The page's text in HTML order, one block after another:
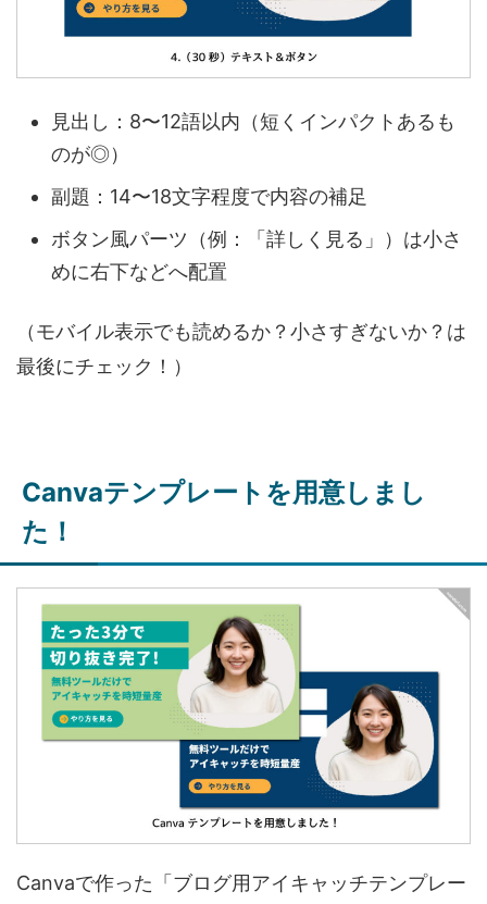
見出し：8〜12語以内（短くインパクトあるも
のが◎）
副題：14〜18文字程度で内容の補足
ボタン風パーツ（例：「詳しく見る」）は小さ
めに右下などへ配置
（モバイル表示でも読めるか？小さすぎないか？は
最後にチェック！）
Canvaテンプレートを用意しまし
た！
Canvaで作った「ブログ用アイキャッチテンプレー